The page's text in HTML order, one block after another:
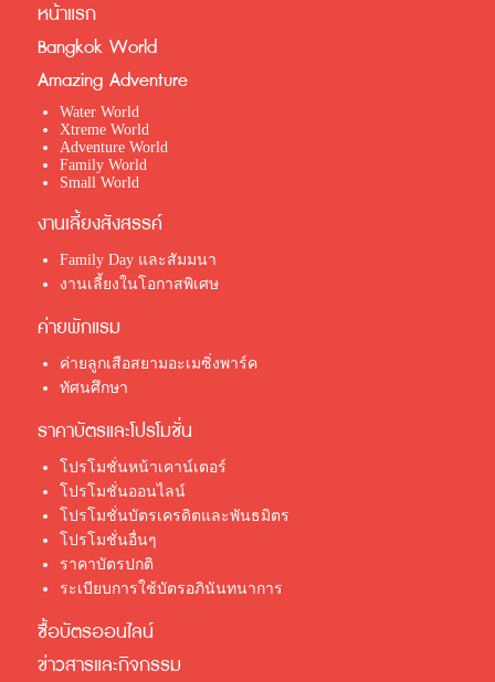
หน้าแรก
Bangkok World
Amazing Adventure
Water World
Xtreme World
Adventure World
Family World
Small World
งานเลี้ยงสังสรรค์
Family Day และสัมมนา
งานเลี้ยงในโอกาสพิเศษ
ค่ายพักแรม
ค่ายลูกเสือสยามอะเมซิ่งพาร์ค
ทัศนศึกษา
ราคาบัตรและโปรโมชั่น
โปรโมชั่นหน้าเคาน์เตอร์
โปรโมชั่นออนไลน์
โปรโมชั่นบัตรเครดิตและพันธมิตร
โปรโมชั่นอื่นๆ
ราคาบัตรปกติ
ระเบียบการใช้บัตรอภินันทนาการ
ซื้อบัตรออนไลน์
ข่าวสารและกิจกรรม